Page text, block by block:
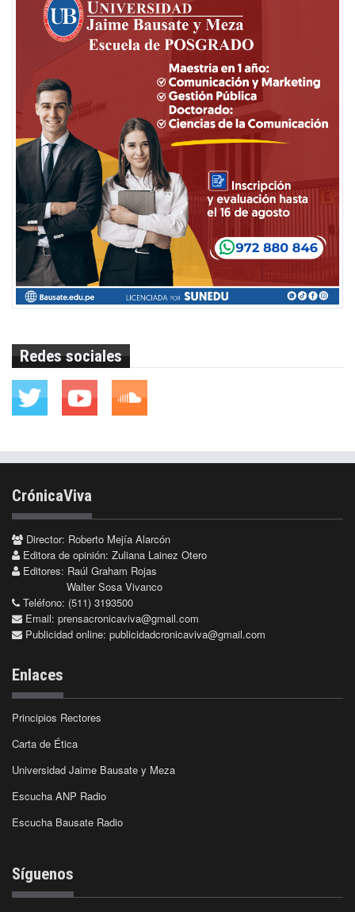
Redes sociales
CrónicaViva
Director: Roberto Mejía Alarcón
Editora de opinión: Zuliana Lainez Otero
Editores: Raúl Graham Rojas
Walter Sosa Vivanco
Teléfono: (511) 3193500
Email: prensacronicaviva@gmail.com
Publicidad online: publicidadcronicaviva@gmail.com
Enlaces
Principios Rectores
Carta de Ética
Universidad Jaime Bausate y Meza
Escucha ANP Radio
Escucha Bausate Radio
Síguenos